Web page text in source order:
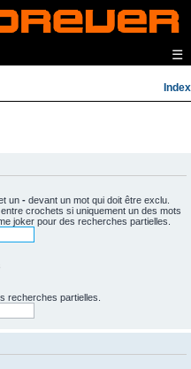
☰
Index
un - devant un mot qui doit être exclu.
entre crochets si uniquement un des mots
joker pour des recherches partielles.
recherches partielles.